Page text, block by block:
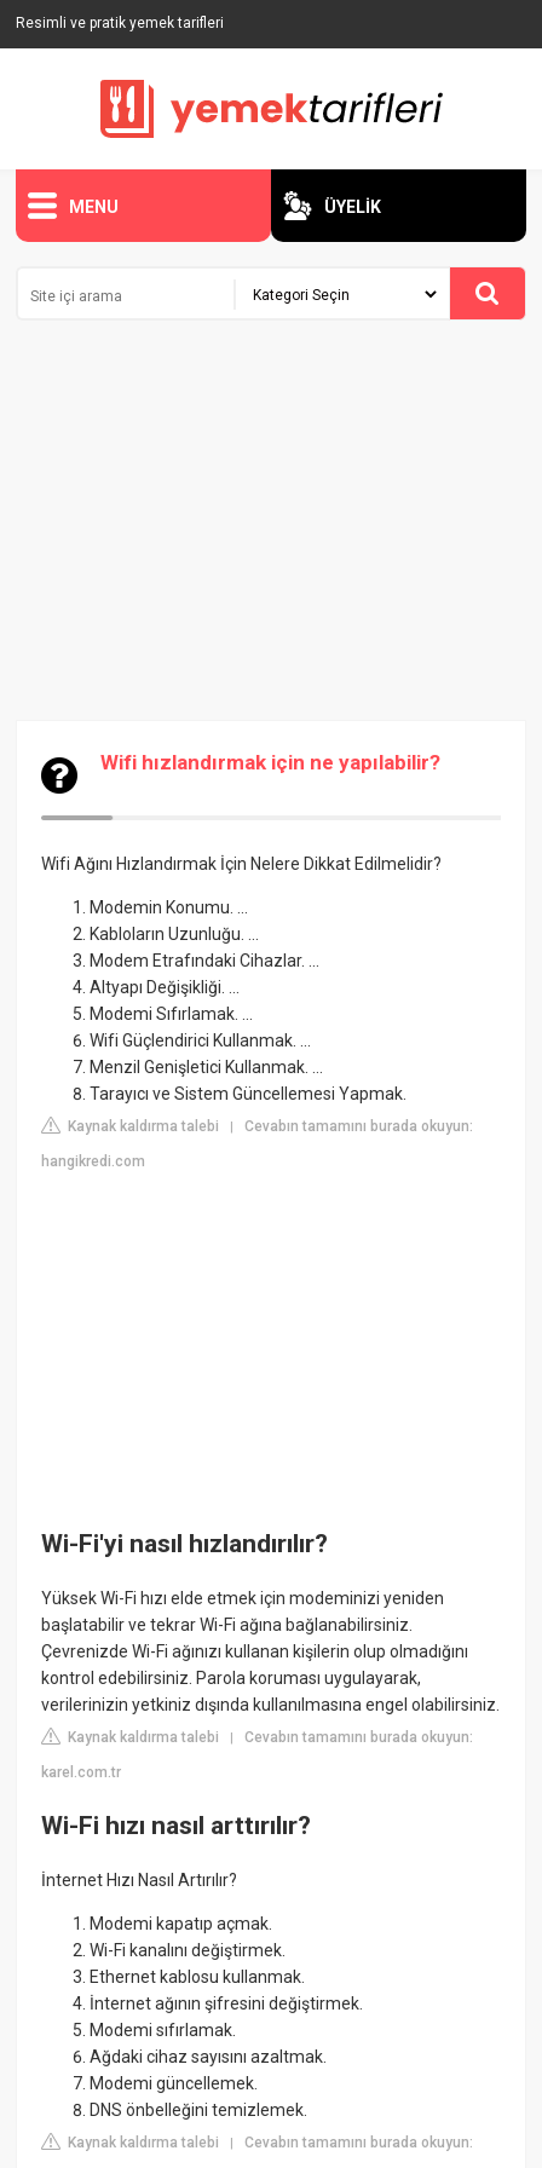
Resimli ve pratik yemek tarifleri
MENU ÜYELİK
Wifi hızlandırmak için ne yapılabilir?
Wifi Ağını Hızlandırmak İçin Nelere Dikkat Edilmelidir?
Modemin Konumu. ...
Kabloların Uzunluğu. ...
Modem Etrafındaki Cihazlar. ...
Altyapı Değişikliği. ...
Modemi Sıfırlamak. ...
Wifi Güçlendirici Kullanmak. ...
Menzil Genişletici Kullanmak. ...
Tarayıcı ve Sistem Güncellemesi Yapmak.
Kaynak kaldırma talebi |Cevabın tamamını burada okuyun:
hangikredi.com
Wi-Fi'yi nasıl hızlandırılır?
Yüksek Wi-Fi hızı elde etmek için modeminizi yeniden
başlatabilir ve tekrar Wi-Fi ağına bağlanabilirsiniz.
Çevrenizde Wi-Fi ağınızı kullanan kişilerin olup olmadığını
kontrol edebilirsiniz. Parola koruması uygulayarak,
verilerinizin yetkiniz dışında kullanılmasına engel olabilirsiniz.
Kaynak kaldırma talebi |Cevabın tamamını burada okuyun:
karel.com.tr
Wi-Fi hızı nasıl arttırılır?
İnternet Hızı Nasıl Artırılır?
Modemi kapatıp açmak.
Wi-Fi kanalını değiştirmek.
Ethernet kablosu kullanmak.
İnternet ağının şifresini değiştirmek.
Modemi sıfırlamak.
Ağdaki cihaz sayısını azaltmak.
Modemi güncellemek.
DNS önbelleğini temizlemek.
Kaynak kaldırma talebi |Cevabın tamamını burada okuyun: